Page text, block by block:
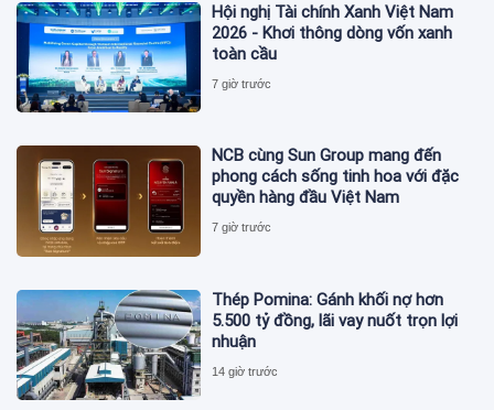
Hội nghị Tài chính Xanh Việt Nam
2026 - Khơi thông dòng vốn xanh
toàn cầu
7 giờ trước
NCB cùng Sun Group mang đến
phong cách sống tinh hoa với đặc
quyền hàng đầu Việt Nam
7 giờ trước
Thép Pomina: Gánh khối nợ hơn
5.500 tỷ đồng, lãi vay nuốt trọn lợi
nhuận
14 giờ trước